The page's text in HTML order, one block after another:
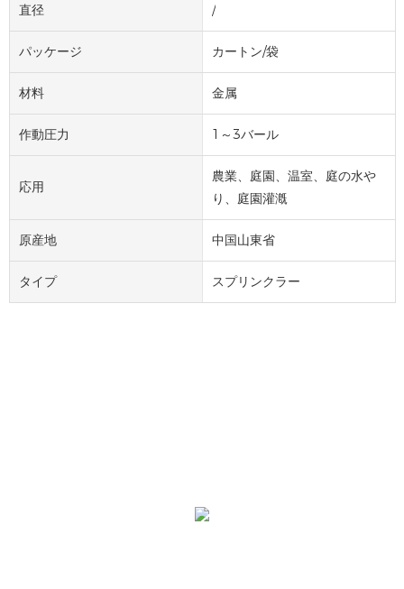
直径 /
パッケージ カートン/袋
材料 金属
作動圧力 1～3バール
応用
農業、庭園、温室、庭の水や
り、庭園灌漑
原産地 中国山東省
タイプ スプリンクラー